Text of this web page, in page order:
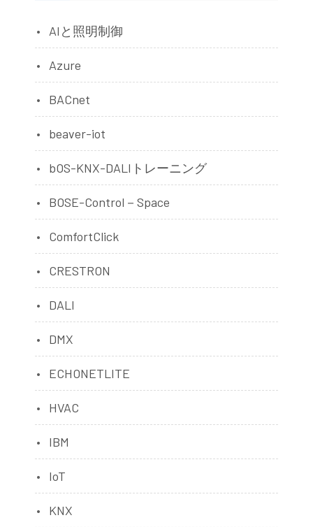
AIと照明制御
Azure
BACnet
beaver-iot
bOS-KNX-DALIトレーニング
BOSE-Control－Space
ComfortClick
CRESTRON
DALI
DMX
ECHONETLITE
HVAC
IBM
IoT
KNX